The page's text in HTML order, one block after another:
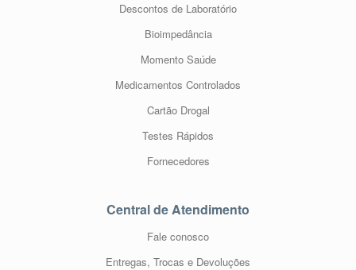
Descontos de Laboratório
Bioimpedância
Momento Saúde
Medicamentos Controlados
Cartão Drogal
Testes Rápidos
Fornecedores
Central de Atendimento
Fale conosco
Entregas, Trocas e Devoluções